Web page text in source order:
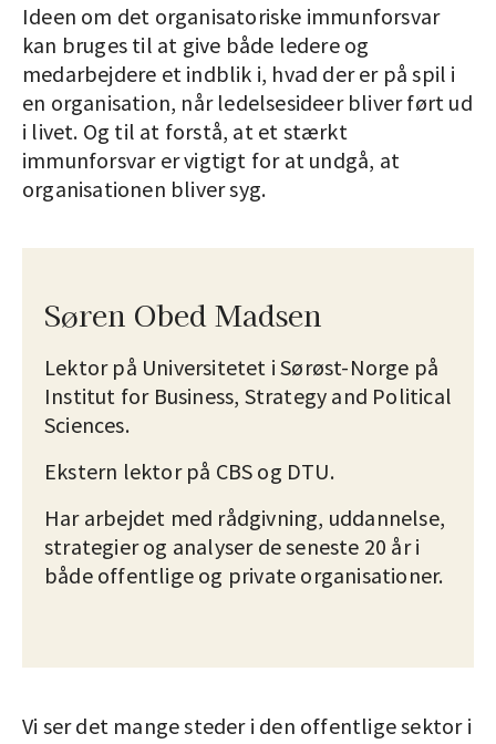
Ideen om det organisatoriske immunforsvar
kan bruges til at give både ledere og
medarbejdere et indblik i, hvad der er på spil i
en organisation, når ledelsesideer bliver ført ud
i livet. Og til at forstå, at et stærkt
immunforsvar er vigtigt for at undgå, at
organisationen bliver syg.
Søren Obed Madsen
Lektor på Universitetet i Sørøst-Norge på
Institut for Business, Strategy and Political
Sciences.
Ekstern lektor på CBS og DTU.
Har arbejdet med rådgivning, uddannelse,
strategier og analyser de seneste 20 år i
både offentlige og private organisationer.
Vi ser det mange steder i den offentlige sektor i